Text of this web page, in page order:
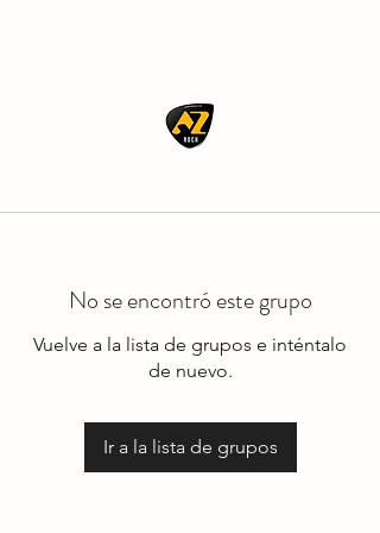
No se encontró este grupo
Vuelve a la lista de grupos e inténtalo
de nuevo.
Ir a la lista de grupos